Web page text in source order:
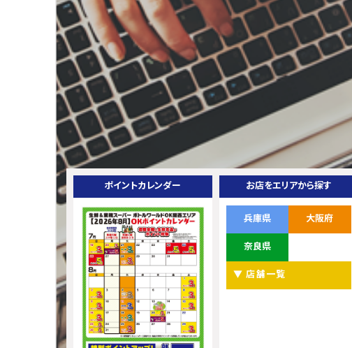
ポイントカレンダー お店をエリアから探す
兵庫県 大阪府
奈良県
▼ 店舗一覧